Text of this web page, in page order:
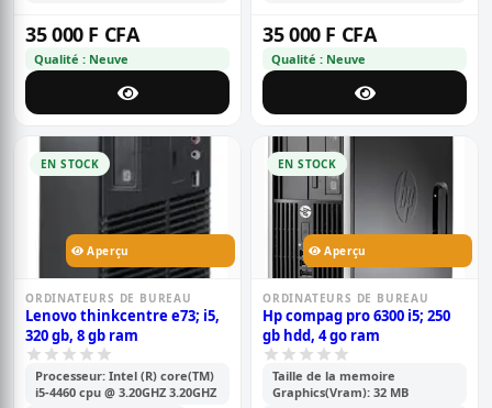
35 000 F CFA
Qualité : Neuve
35 000 F CFA
Qualité : Neuve
EN STOCK
Aperçu
ORDINATEURS DE BUREAU
Lenovo thinkcentre e73; i5,
320 gb, 8 gb ram
Processeur: Intel (R) core(TM)
i5-4460 cpu @ 3.20GHZ 3.20GHZ
EN STOCK
Aperçu
ORDINATEURS DE BUREAU
Hp compag pro 6300 i5; 250
gb hdd, 4 go ram
Taille de la memoire
Graphics(Vram): 32 MB